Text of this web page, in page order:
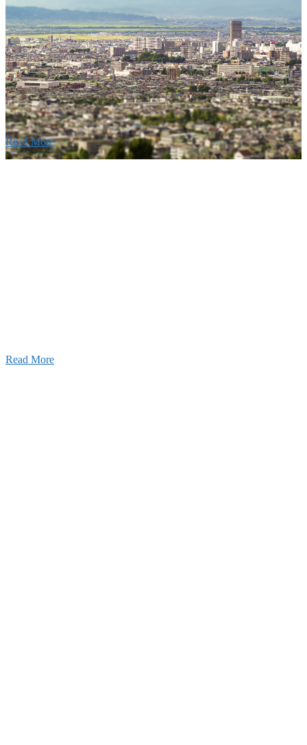
の歴史ある実績・建設技術と、旧カネフジハウス
利くフットワークが結びついた新しい建設会社で
Read More
Read More